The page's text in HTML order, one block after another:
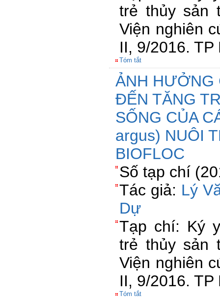
trẻ thủy sản
Viện nghiên
II, 9/2016. TP
Tóm tắt
ẢNH HƯỞNG
ĐẾN TĂNG
SỐNG CỦA
argus) NUÔI
BIOFLOC
Số tạp chí
Tác giả: Lý
Dự
Tạp chí: Ký
trẻ thủy sản
Viện nghiên
II, 9/2016. TP
Tóm tắt